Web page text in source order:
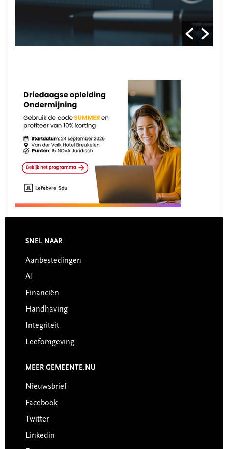
Footer
SNEL NAAR
Aanbestedingen
AI
Financiën
Handhaving
Integriteit
Leefomgeving
MEER GEMEENTE.NU
Nieuwsbrief
Facebook
Twitter
Linkedin